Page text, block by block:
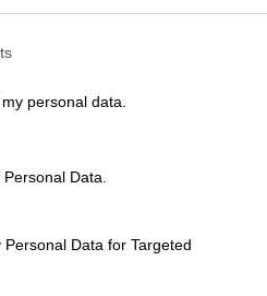
personal data.
Data.
Data for Targeted